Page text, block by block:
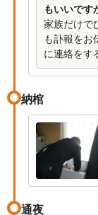
もいいです
家族だけで
も訃報をお
に連絡をす
納棺
通夜